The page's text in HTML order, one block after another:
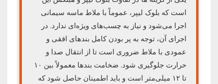
است که بلوک لیپر، عموماً با ملاط ماسه سیمانی
اجرا می‌شود و نیاز به چسب‌های ویژه‌ای ندارد. در
اجرای آن، توجه به پر بودن کامل بندهای افقی و
عمودی با ملاط ضروری است تا از انتقال صدا و
حرارت جلوگیری شود. ضخامت بندها معمولاً بین ۱۰
تا ۱۲ میلی‌متر است و باید اطمینان حاصل شود که